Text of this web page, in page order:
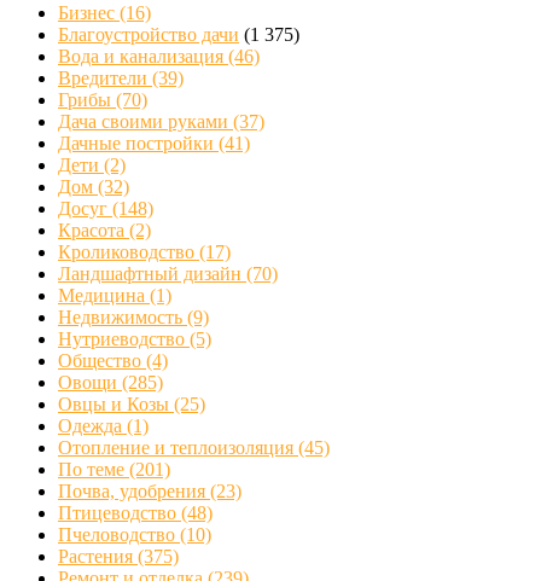
Бизнес (16)
Благоустройство дачи (1 375)
Вода и канализация (46)
Вредители (39)
Грибы (70)
Дача своими руками (37)
Дачные постройки (41)
Дети (2)
Дом (32)
Досуг (148)
Красота (2)
Кролиководство (17)
Ландшафтный дизайн (70)
Медицина (1)
Недвижимость (9)
Нутриеводство (5)
Общество (4)
Овощи (285)
Овцы и Козы (25)
Одежда (1)
Отопление и теплоизоляция (45)
По теме (201)
Почва, удобрения (23)
Птицеводство (48)
Пчеловодство (10)
Растения (375)